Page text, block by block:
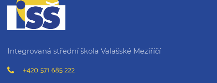
Integrovaná střední škola Valašské Meziříčí
+420 571 685 222